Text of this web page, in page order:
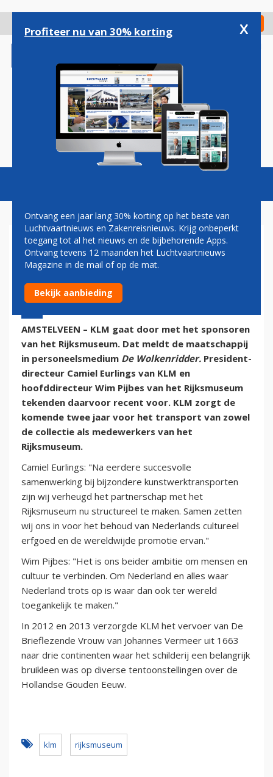
gaan
Check in
Magazine Podcasts Vacatures
KLM ZET SAMENWERKING
MET RIJKSMUSEUM VOORT
13 september 2014 - 10:00 | Door:
AMSTELVEEN – KLM gaat door met het sponsoren
van het Rijksmuseum. Dat meldt de maatschappij
in personeelsmedium De Wolkenridder. President-
directeur Camiel Eurlings van KLM en
hoofddirecteur Wim Pijbes van het Rijksmuseum
tekenden daarvoor recent voor. KLM zorgt de
komende twee jaar voor het transport van zowel
de collectie als medewerkers van het
Rijksmuseum.
Camiel Eurlings: "Na eerdere succesvolle
samenwerking bij bijzondere kunstwerktransporten
zijn wij verheugd het partnerschap met het
Rijksmuseum nu structureel te maken. Samen zetten
wij ons in voor het behoud van Nederlands cultureel
erfgoed en de wereldwijde promotie ervan."
Wim Pijbes: "Het is ons beider ambitie om mensen en
cultuur te verbinden. Om Nederland en alles waar
Nederland trots op is waar dan ook ter wereld
toegankelijk te maken."
In 2012 en 2013 verzorgde KLM het vervoer van De
Brieflezende Vrouw van Johannes Vermeer uit 1663
naar drie continenten waar het schilderij een belangrijk
bruikleen was op diverse tentoonstellingen over de
Hollandse Gouden Eeuw.
klm rijksmuseum
Profiteer nu van 30% korting x
Ontvang een jaar lang 30% korting op het beste van
Luchtvaartnieuws en Zakenreisnieuws. Krijg onbeperkt
toegang tot al het nieuws en de bijbehorende Apps.
Ontvang tevens 12 maanden het Luchtvaartnieuws
Magazine in de mail of op de mat.
Bekijk aanbieding